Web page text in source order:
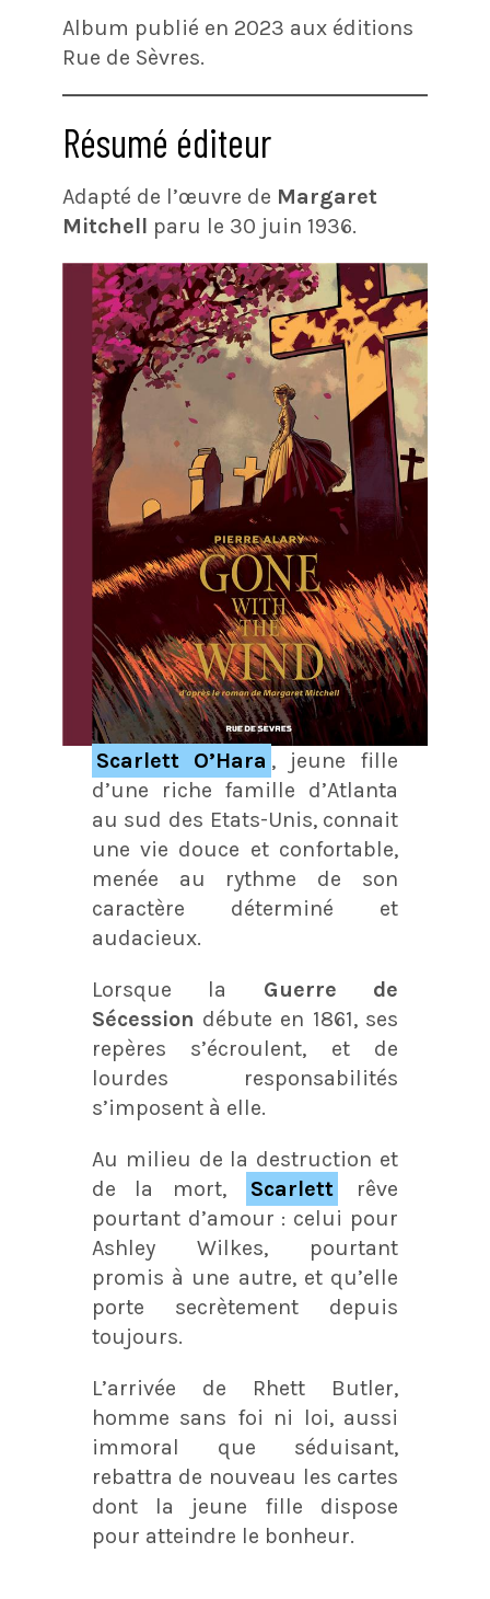
Album publié en 2023 aux éditions
Rue de Sèvres.
Résumé éditeur
Adapté de l’œuvre de Margaret
Mitchell paru le 30 juin 1936.
Scarlett O’Hara , jeune fille
d’une riche famille d’Atlanta
au sud des Etats-Unis, connait
une vie douce et confortable,
menée au rythme de son
caractère déterminé et
audacieux.
Lorsque la Guerre de
Sécession débute en 1861, ses
repères s’écroulent, et de
lourdes responsabilités
s’imposent à elle.
Au milieu de la destruction et
de la mort,
Scarlett
rêve
pourtant d’amour : celui pour
Ashley Wilkes, pourtant
promis à une autre, et qu’elle
porte secrètement depuis
toujours.
L’arrivée de Rhett Butler,
homme sans foi ni loi, aussi
immoral que séduisant,
rebattra de nouveau les cartes
dont la jeune fille dispose
pour atteindre le bonheur.